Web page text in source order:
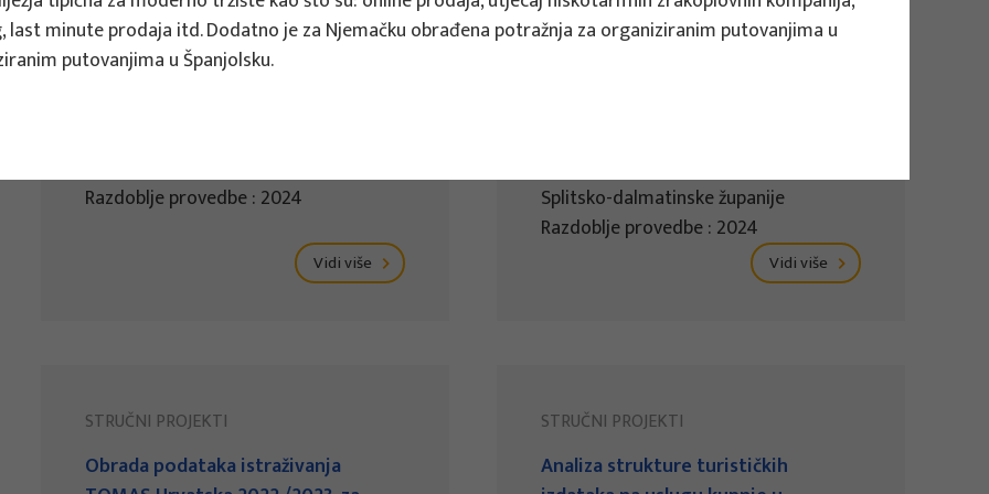
županije do 2030. godine
Voditelj projekta
Razdoblje provedbe : 2024
Vidi više
Dalmatinskoj zagori – splitskom
Splitsko-dalmatinske županije
Razdoblje provedbe : 2024
Vidi više
STRUČNI PROJEKTI
Obrada podataka istraživanja
STRUČNI PROJEKTI
Analiza strukture turističkih
minute prodaja itd. Dodatno je za Njemačku obrađena potražnja za organiziranim putovanjima u
putovanjima u Španjolsku.